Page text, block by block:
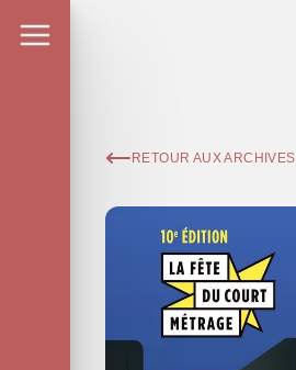
RETOUR AUX ARCHIVES